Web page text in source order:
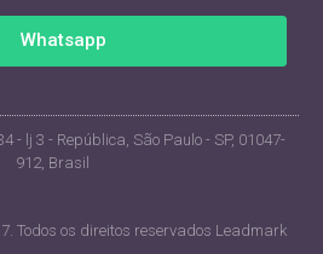
Whatsapp
- lj 3 - República, São Paulo - SP, 01047-
912, Brasil
Todos os direitos reservados Leadmark